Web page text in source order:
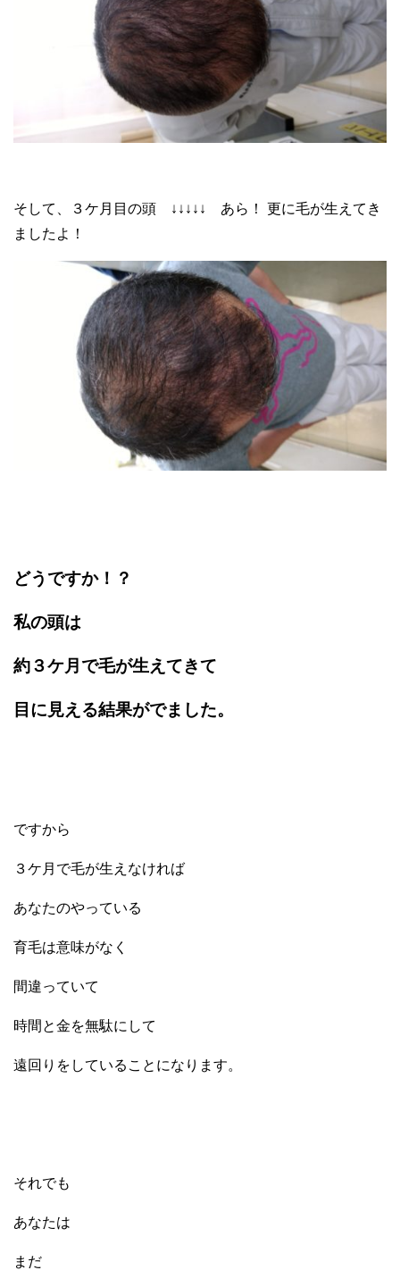
そして、３ケ月目の頭 ↓↓↓↓↓ あら！ 更に毛が生えてき
ましたよ！
どうですか！？
私の頭は
約３ケ月で毛が生えてきて
目に見える結果がでました。
ですから
３ケ月で毛が生えなければ
あなたのやっている
育毛は意味がなく
間違っていて
時間と金を無駄にして
遠回りをしていることになります。
それでも
あなたは
まだ